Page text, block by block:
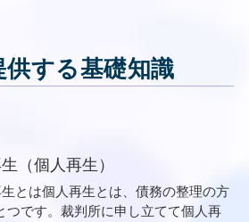
供する基礎知識
（個人再生）
とは個人再生とは、債務の整理の方
つです。裁判所に申し立てて個人再